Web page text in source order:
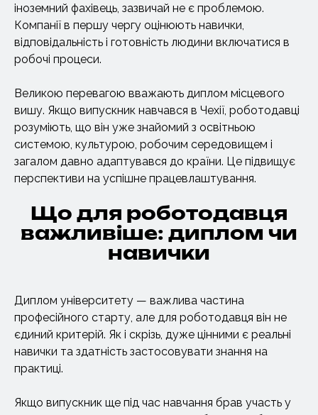
іноземний фахівець, зазвичай не є проблемою.
Компанії в першу чергу оцінюють навички,
відповідальність і готовність людини включатися в
робочі процеси.
Великою перевагою вважають диплом місцевого
вишу. Якщо випускник навчався в Чехії, роботодавці
розуміють, що він уже знайомий з освітньою
системою, культурою, робочим середовищем і
загалом давно адаптувався до країни. Це підвищує
перспективи на успішне працевлаштування.
Що для роботодавця
важливіше: диплом чи
навички
Диплом університету — важлива частина
професійного старту, але для роботодавця він не
єдиний критерій. Як і скрізь, дуже цінними є реальні
навички та здатність застосовувати знання на
практиці.
Якщо випускник ще під час навчання брав участь у